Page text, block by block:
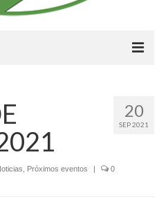
20
SEP 2021
Próximos eventos | 0